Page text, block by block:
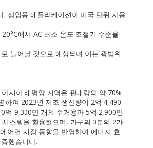
상업용 애플리케이션이 미국 단위 사용
에서 AC 최소 온도 조절기 수준을
늘어날 것으로 예상되며 이는 광범위
시아 태평양 지역은 판매량의 약 70%
하여 2023년 제조 생산량이 2억 4,490
억 9,300만 개의 주거용과 5억 2,900만
스템을 활용했으며, 가구의 3분의 2가
어컨 시장 동향을 반영하여 에너지 효
했습니다.